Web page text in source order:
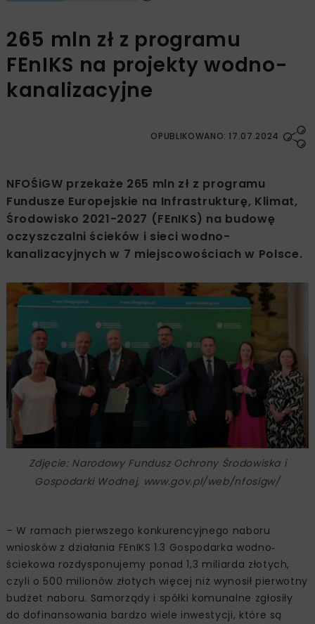
265 mln zł z programu
FEnIKS na projekty wodno-
kanalizacyjne
OPUBLIKOWANO: 17.07.2024
NFOŚiGW przekaże 265 mln zł z programu
Fundusze Europejskie na Infrastrukturę, Klimat,
Środowisko 2021-2027 (FEnIKS) na budowę
oczyszczalni ścieków i sieci wodno-
kanalizacyjnych w 7 miejscowościach w Polsce.
Zdjęcie: Narodowy Fundusz Ochrony Środowiska i
Gospodarki Wodnej, www.gov.pl/web/nfosigw/
– W ramach pierwszego konkurencyjnego naboru
wniosków z działania FEnIKS 1.3 Gospodarka wodno‐
ściekowa rozdysponujemy ponad 1,3 miliarda złotych,
czyli o 500 milionów złotych więcej niż wynosił pierwotny
budżet naboru. Samorządy i spółki komunalne zgłosiły
do dofinansowania bardzo wiele inwestycji, które są